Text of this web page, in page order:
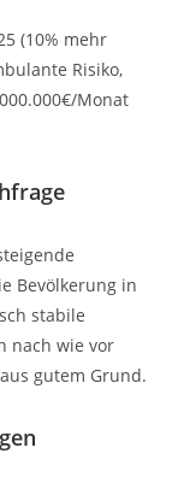
(10% mehr
Risiko,
Monat
Bevölkerung in
stabile
nach wie vor
gutem Grund.